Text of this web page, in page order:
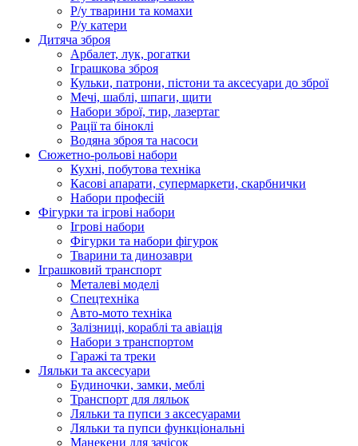
Р/у тварини та комахи
Р/у катери
Дитяча зброя
Арбалет, лук, рогатки
Іграшкова зброя
Кульки, патрони, пістони та аксесуари до зброї
Мечі, шаблі, шпаги, щити
Набори зброї, тир, лазертаг
Рації та біноклі
Водяна зброя та насоси
Сюжетно-рольові набори
Кухні, побутова техніка
Касові апарати, супермаркети, скарбнички
Набори професій
Фігурки та ігрові набори
Ігрові набори
Фігурки та набори фігурок
Тварини та динозаври
Іграшковий транспорт
Металеві моделі
Спецтехніка
Авто-мото техніка
Залізниці, кораблі та авіація
Набори з транспортом
Гаражі та треки
Ляльки та аксесуари
Будиночки, замки, меблі
Транспорт для ляльок
Ляльки та пупси з аксесуарами
Ляльки та пупси функціональні
Манекени для зачісок